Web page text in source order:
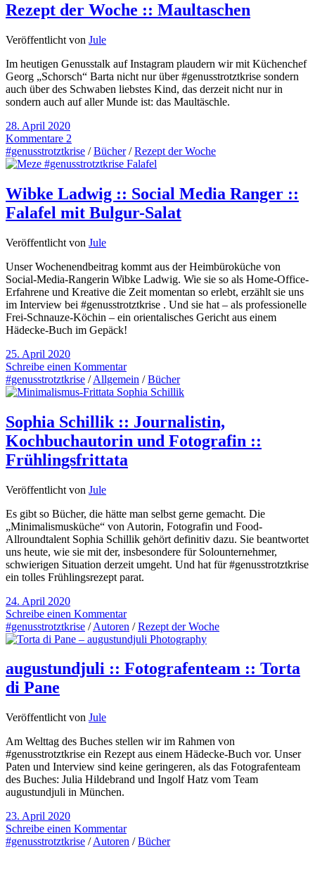
Rezept der Woche :: Maultaschen
Veröffentlicht von Jule
Im heutigen Genusstalk auf Instagram plaudern wir mit Küchenchef
Georg „Schorsch“ Barta nicht nur über #genusstrotztkrise sondern
auch über des Schwaben liebstes Kind, das derzeit nicht nur in
sondern auch auf aller Munde ist: das Maultäschle.
28. April 2020
Kommentare 2
#genusstrotztkrise /Bücher/Rezept der Woche
Wibke Ladwig :: Social Media Ranger ::
Falafel mit Bulgur-Salat
Veröffentlicht von Jule
Unser Wochenendbeitrag kommt aus der Heimbüroküche von
Social-Media-Rangerin Wibke Ladwig. Wie sie so als Home-Office-
Erfahrene und Kreative die Zeit momentan so erlebt, erzählt sie uns
im Interview bei #genusstrotztkrise . Und sie hat – als professionelle
Frei-Schnauze-Köchin – ein orientalisches Gericht aus einem
Hädecke-Buch im Gepäck!
25. April 2020
Schreibe einen Kommentar
#genusstrotztkrise /Allgemein /Bücher
Sophia Schillik :: Journalistin,
Kochbuchautorin und Fotografin ::
Frühlingsfrittata
Veröffentlicht von Jule
Es gibt so Bücher, die hätte man selbst gerne gemacht. Die
„Minimalismusküche“ von Autorin, Fotografin und Food-
Allroundtalent Sophia Schillik gehört definitiv dazu. Sie beantwortet
uns heute, wie sie mit der, insbesondere für Solounternehmer,
schwierigen Situation derzeit umgeht. Und hat für #genusstrotztkrise
ein tolles Frühlingsrezept parat.
24. April 2020
Schreibe einen Kommentar
#genusstrotztkrise /Autoren /Rezept der Woche
augustundjuli :: Fotografenteam :: Torta
di Pane
Veröffentlicht von Jule
Am Welttag des Buches stellen wir im Rahmen von
#genusstrotztkrise ein Rezept aus einem Hädecke-Buch vor. Unser
Paten und Interview sind keine geringeren, als das Fotografenteam
des Buches: Julia Hildebrand und Ingolf Hatz vom Team
augustundjuli in München.
23. April 2020
Schreibe einen Kommentar
#genusstrotztkrise /Autoren /Bücher